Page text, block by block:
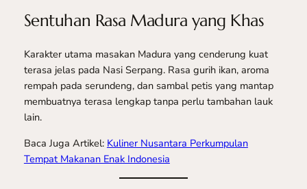
Sentuhan Rasa Madura yang Khas
Karakter utama masakan Madura yang cenderung kuat
terasa jelas pada Nasi Serpang. Rasa gurih ikan, aroma
rempah pada serundeng, dan sambal petis yang mantap
membuatnya terasa lengkap tanpa perlu tambahan lauk
lain.
Baca Juga Artikel: Kuliner Nusantara Perkumpulan
Tempat Makanan Enak Indonesia